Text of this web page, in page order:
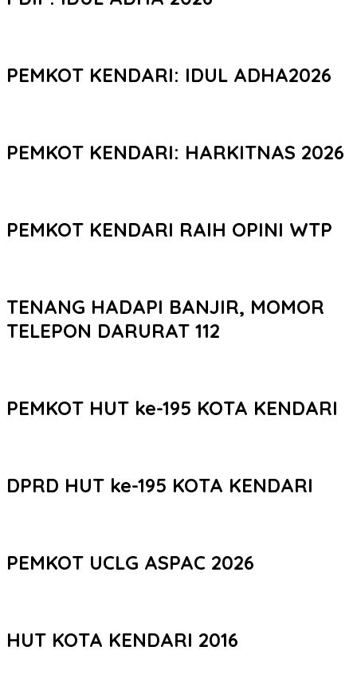
PEMKOT KENDARI: IDUL ADHA2026
PEMKOT KENDARI: HARKITNAS 2026
PEMKOT KENDARI RAIH OPINI WTP
TENANG HADAPI BANJIR, MOMOR
TELEPON DARURAT 112
PEMKOT HUT ke-195 KOTA KENDARI
DPRD HUT ke-195 KOTA KENDARI
PEMKOT UCLG ASPAC 2026
HUT KOTA KENDARI 2016